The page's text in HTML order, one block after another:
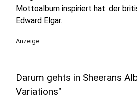
Mottoalbum inspiriert hat: der
Edward Elgar.
Anzeige
Darum gehts in Sheerans
Variations"